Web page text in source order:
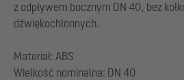
z odpływem bocznym DN 40, bez
dźwiękochłonnych.
Materiał: ABS
Wielkość nominalna: DN 40